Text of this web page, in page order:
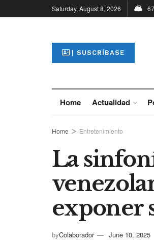
Saturday, August 8, 2026 67
| SUSCRÍBASE
Home Actualidad
Home Entretenimiento
La
exponer
byColaborador June 10, 2025